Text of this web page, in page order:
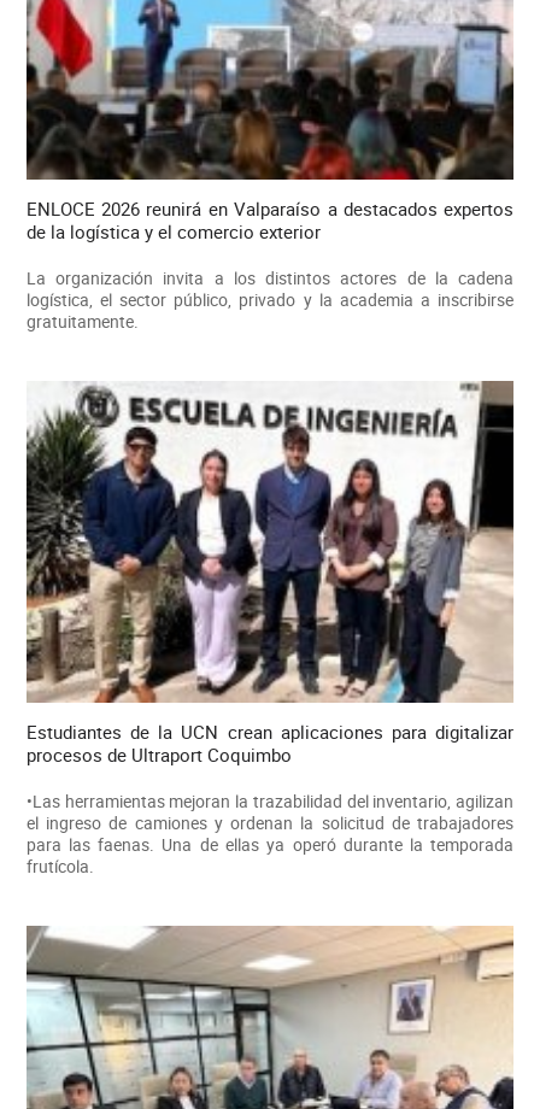
ENLOCE 2026 reunirá en Valparaíso a destacados expertos
de la logística y el comercio exterior
La organización invita a los distintos actores de la cadena
logística, el sector público, privado y la academia a inscribirse
gratuitamente.
Estudiantes de la UCN crean aplicaciones para digitalizar
procesos de Ultraport Coquimbo
•Las herramientas mejoran la trazabilidad del inventario, agilizan
el ingreso de camiones y ordenan la solicitud de trabajadores
para las faenas. Una de ellas ya operó durante la temporada
frutícola.